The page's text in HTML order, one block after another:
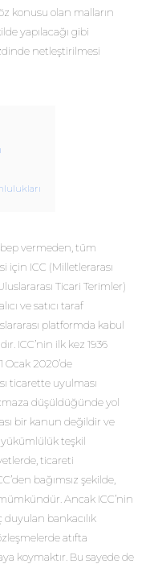
konusu olan malların
yapılacağı gibi
netleştirilmesi
vermeden, tüm
için ICC (Milletlerarası
Ticari Terimler)
ve satıcı taraf
platformda kabul
ICC’nin ilk kez 1936
Ocak 2020’de
ticarette uyulması
düşüldüğünde yol
bir kanun değildir ve
teşkil
ticareti
bağımsız şekilde,
Ancak ICC’nin
bankacılık
atıfta
koymaktır. Bu sayede de